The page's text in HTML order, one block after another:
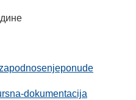
dokumentacija